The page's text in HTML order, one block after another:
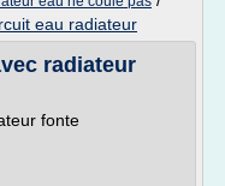
eau radiateur
radiateur
fonte